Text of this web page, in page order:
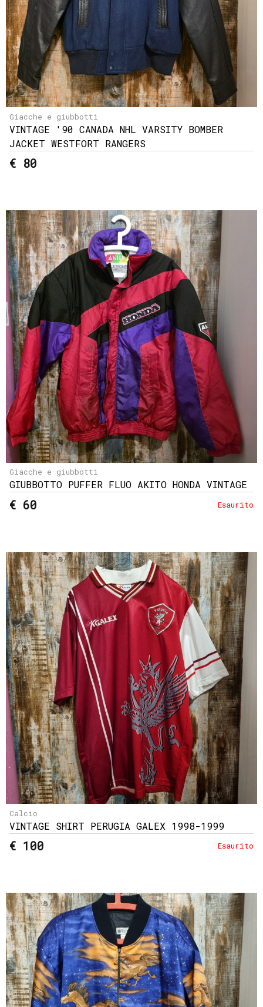
Giacche e giubbotti
VINTAGE '90 CANADA NHL VARSITY BOMBER
JACKET WESTFORT RANGERS
€ 80
Giacche e giubbotti
GIUBBOTTO PUFFER FLUO AKITO HONDA VINTAGE
€ 60 Esaurito
Calcio
VINTAGE SHIRT PERUGIA GALEX 1998-1999
€ 100 Esaurito